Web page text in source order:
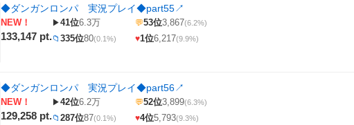
◆ダンガンロンパ 実況プレイ◆part55↗
NEW！
133,147 pt.
▶41位6.3万 💬53位3,867(6.2%)
📁 335位80(0.1%) ♥1位6,217(9.9%)
◆ダンガンロンパ 実況プレイ◆part56↗
NEW！
129,258 pt.
▶42位6.2万 💬52位3,899(6.3%)
📁 287位87(0.1%) ♥4位5,793(9.3%)